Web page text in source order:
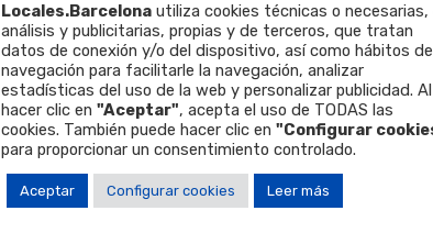
Finalidades: Responder a sus solicitudes y remitirle
: Puede retirar su consentimiento en cualquier
Locales.Barcelona utiliza cookies técnicas o necesarias,
análisis y publicitarias, propias y de terceros, que tratan
datos de conexión y/o del dispositivo, así como hábitos de
navegación para facilitarle la navegación, analizar
estadísticas del uso de la web y personalizar publicidad. Al
hacer clic en "Aceptar", acepta el uso de TODAS las
cookies. También puede hacer clic en "Configurar
para proporcionar un consentimiento controlado.
Aceptar Configurar cookies Leer más